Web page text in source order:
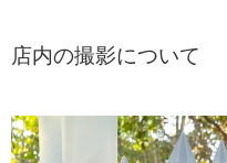
店内の撮影について